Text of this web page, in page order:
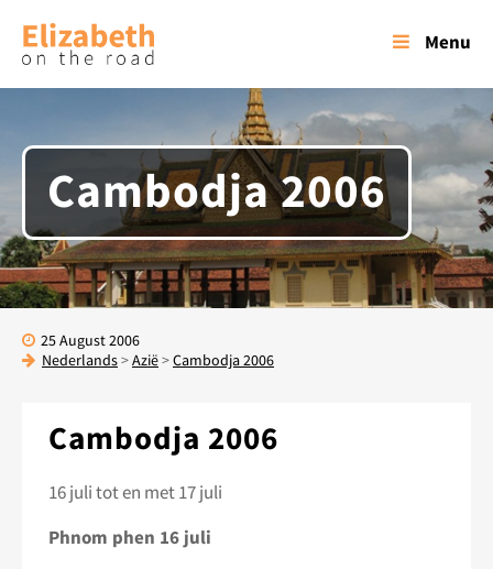
Menu
Cambodja 2006
25 August 2006
Nederlands>Azië>Cambodja 2006
Cambodja 2006
16 juli tot en met 17 juli
Phnom phen 16 juli